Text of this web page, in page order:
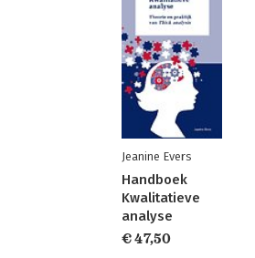
Jeanine Evers
Handboek
Kwalitatieve
analyse
€ 47,50